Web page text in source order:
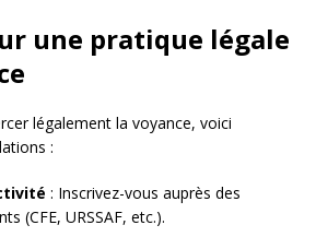
une pratique légale
légalement la voyance, voici
:
: Inscrivez-vous auprès des
(CFE, URSSAF, etc.).